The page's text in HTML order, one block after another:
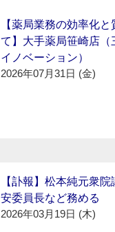
【薬局業務の効率化
て】大手薬局笹崎店（
イノベーション）
2026年07月31日 (金)
【訃報】松本純元衆
安委員長など務める
2026年03月19日 (木)